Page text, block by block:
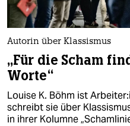
Autorin über Klassismus
„Für die Scham
Worte“
Louise K. Böhm ist
schreibt sie über
in ihrer Kolumne